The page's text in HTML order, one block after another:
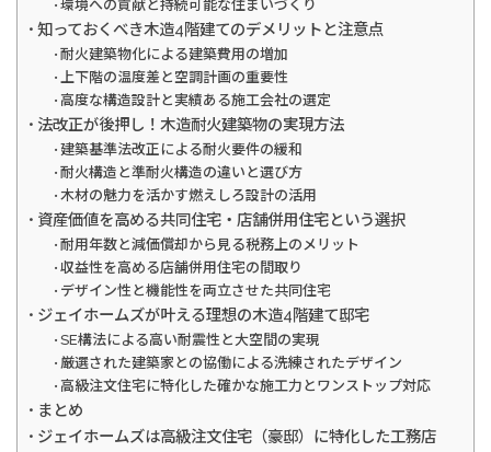
環境への貢献と持続可能な住まいづくり
知っておくべき木造4階建てのデメリットと注意点
耐火建築物化による建築費用の増加
上下階の温度差と空調計画の重要性
高度な構造設計と実績ある施工会社の選定
法改正が後押し！木造耐火建築物の実現方法
建築基準法改正による耐火要件の緩和
耐火構造と準耐火構造の違いと選び方
木材の魅力を活かす燃えしろ設計の活用
資産価値を高める共同住宅・店舗併用住宅という選択
耐用年数と減価償却から見る税務上のメリット
収益性を高める店舗併用住宅の間取り
デザイン性と機能性を両立させた共同住宅
ジェイホームズが叶える理想の木造4階建て邸宅
SE構法による高い耐震性と大空間の実現
厳選された建築家との協働による洗練されたデザイン
高級注文住宅に特化した確かな施工力とワンストップ対応
まとめ
ジェイホームズは高級注文住宅（豪邸）に特化した工務店